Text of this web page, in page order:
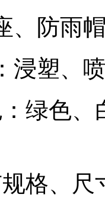
、防雨
浸塑、
绿色
格、